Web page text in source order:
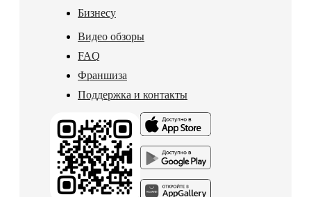
Бизнесу
Видео обзоры
FAQ
Франшиза
Поддержка и контакты